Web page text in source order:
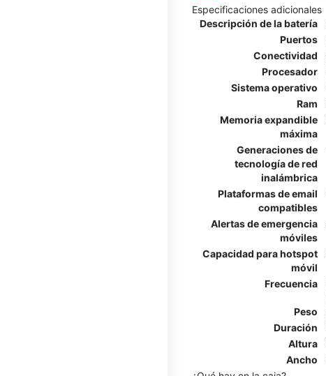
Especificaciones adicionales
Descripción de la batería
Puertos
Conectividad
Procesador
Sistema operativo
Ram
Memoria expandible
máxima
Generaciones de
tecnología de red
inalámbrica
Plataformas de email
compatibles
Alertas de emergencia
móviles
Capacidad para hotspot
móvil
Frecuencia
Peso
Duración
Altura
Ancho